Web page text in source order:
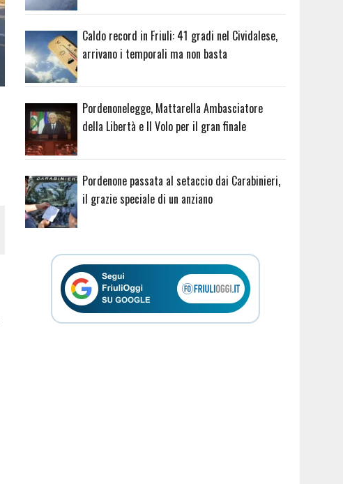
Caldo record in Friuli: 41 gradi nel Cividalese,
arrivano i temporali ma non basta
Pordenonelegge, Mattarella Ambasciatore
della Libertà e Il Volo per il gran finale
Pordenone passata al setaccio dai Carabinieri,
il grazie speciale di un anziano